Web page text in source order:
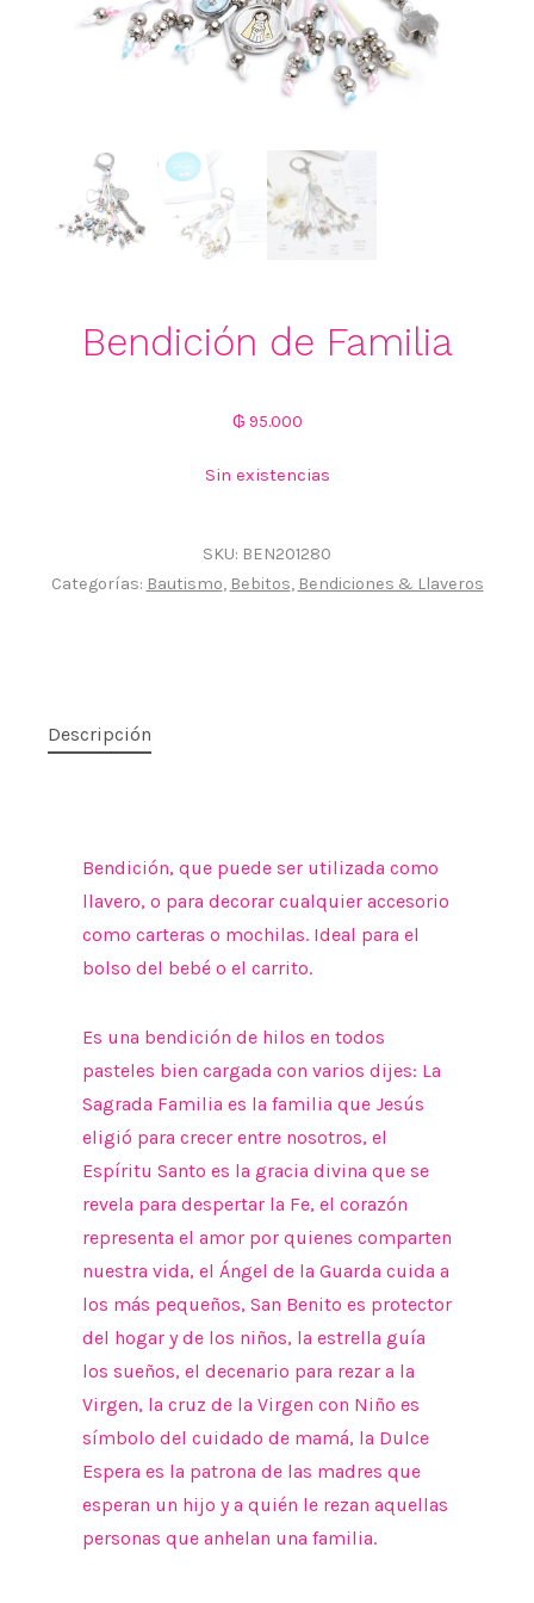
Bendición de Familia
₲ 95.000
Sin existencias
SKU: BEN201280
Categorías: Bautismo, Bebitos, Bendiciones & Llaveros
Descripción
Bendición, que puede ser utilizada como
llavero, o para decorar cualquier accesorio
como carteras o mochilas. Ideal para el
bolso del bebé o el carrito.
Es una bendición de hilos en todos
pasteles bien cargada con varios dijes: La
Sagrada Familia es la familia que Jesús
eligió para crecer entre nosotros, el
Espíritu Santo es la gracia divina que se
revela para despertar la Fe, el corazón
representa el amor por quienes comparten
nuestra vida, el Ángel de la Guarda cuida a
los más pequeños, San Benito es protector
del hogar y de los niños, la estrella guía
los sueños, el decenario para rezar a la
Virgen, la cruz de la Virgen con Niño es
símbolo del cuidado de mamá, la Dulce
Espera es la patrona de las madres que
esperan un hijo y a quién le rezan aquellas
personas que anhelan una familia.